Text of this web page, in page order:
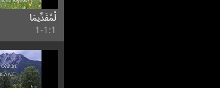
لْمُقَدِّيمَا
1:⁧1⁩-1